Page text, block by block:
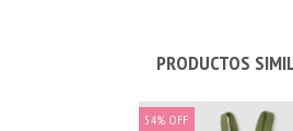
PRODUCTOS
54% OFF